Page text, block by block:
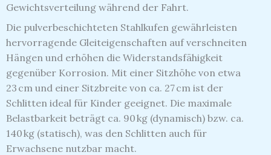
Gewichtsverteilung während der Fahrt.
Die pulverbeschichteten Stahlkufen gewährleisten
hervorragende Gleiteigenschaften auf verschneiten
Hängen und erhöhen die Widerstandsfähigkeit
gegenüber Korrosion. Mit einer Sitzhöhe von etwa
23 cm und einer Sitzbreite von ca. 27 cm ist der
Schlitten ideal für Kinder geeignet. Die maximale
Belastbarkeit beträgt ca. 90 kg (dynamisch) bzw. ca.
140 kg (statisch), was den Schlitten auch für
Erwachsene nutzbar macht.